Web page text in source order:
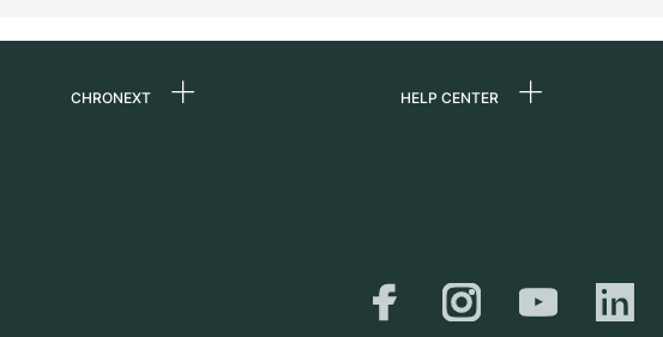
CHRONEXT HELP CENTER
Versand &
Rückgaberecht